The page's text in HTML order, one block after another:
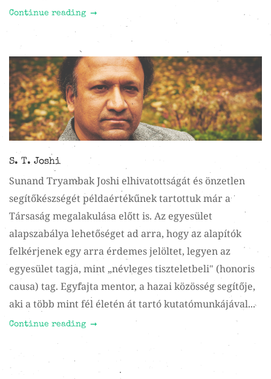
Continue reading
S. T. Joshi
Sunand Tryambak Joshi elhivatottságát és önzetlen
segítőkészségét példaértékűnek tartottuk már a
Társaság megalakulása előtt is. Az egyesület
alapszabálya lehetőséget ad arra, hogy az alapítók
felkérjenek egy arra érdemes jelöltet, legyen az
egyesület tagja, mint „névleges tiszteletbeli" (honoris
causa) tag. Egyfajta mentor, a hazai közösség segítője,
aki a több mint fél életén át tartó kutatómunkájával...
Continue reading